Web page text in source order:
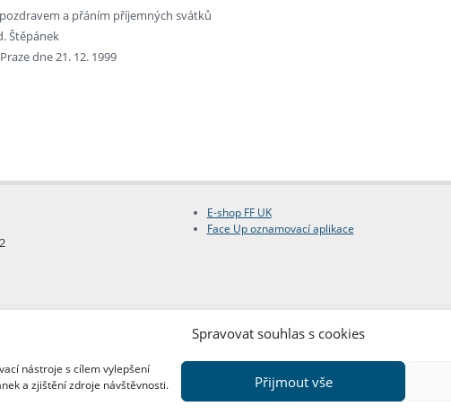
Spravovat souhlas s cookies
nástroje s cílem vylepšení
a zjištění zdroje návštěvnosti.
Přijmout vše
a přáním příjemných svátků
Štěpánek
dne 21. 12. 1999
E-shop FF UK
Face Up oznamovací aplikace